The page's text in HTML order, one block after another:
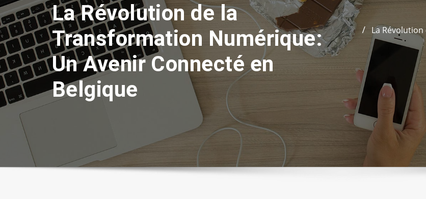
La Révolution de la
Transformation Numérique:
Un Avenir Connecté en
Belgique
La